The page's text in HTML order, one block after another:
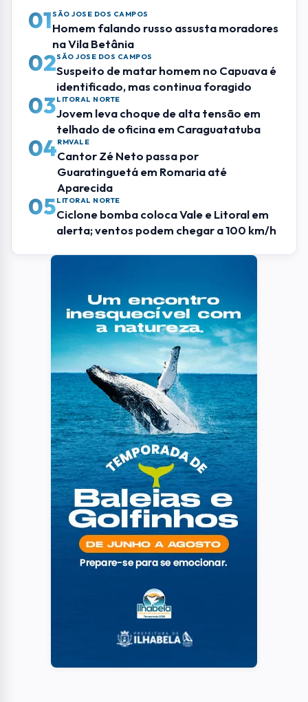
01SÃO JOSE DOS CAMPOS
Homem falando russo assusta moradores
na Vila Betânia
02SÃO JOSE DOS CAMPOS
Suspeito de matar homem no Capuava é
identificado, mas continua foragido
03LITORAL NORTE
Jovem leva choque de alta tensão em
telhado de oficina em Caraguatatuba
04RMVALE
Cantor Zé Neto passa por
Guaratinguetá em Romaria até
Aparecida
05LITORAL NORTE
Ciclone bomba coloca Vale e Litoral em
alerta; ventos podem chegar a 100 km/h